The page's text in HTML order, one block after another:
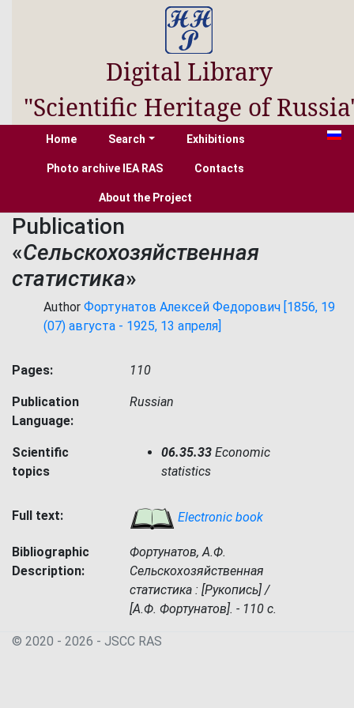
Digital Library
"Scientific Heritage of
Home Search Exhibitions
Photo archive IEA RAS Contacts
About the Project
Publication
«Сельскохозяйственная
статистика»
Author Фортунатов Алексей Федорович [1856, 19
(07) августа - 1925, 13 апреля]
Pages: 110
Publication
Language:
Russian
Scientific
topics
06.35.33 Economic
statistics
Full text: Electronic book
Bibliographic
Description:
Фортунатов, А.Ф.
Сельскохозяйственная
статистика : [Рукопись] /
[А.Ф. Фортунатов]. - 110 с.
© 2020 - 2026 - JSСC RAS